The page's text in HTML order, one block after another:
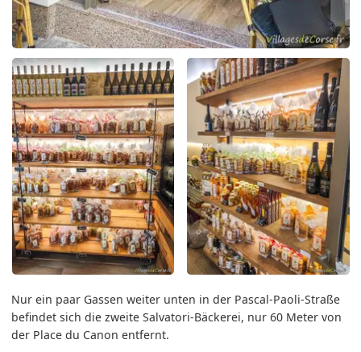
Nur ein paar Gassen weiter unten in der Pascal-Paoli-Straße
befindet sich die zweite Salvatori-Bäckerei, nur 60 Meter von
der Place du Canon entfernt.